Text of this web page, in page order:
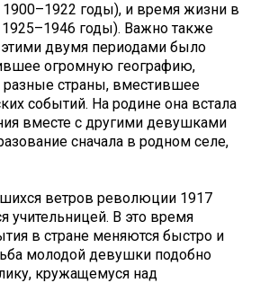
годы), и время жизни в
годы). Важно также
двумя периодами было
огромную географию,
страны, вместившее
событий. На родине она встала
вместе с другими девушками
сначала в родном селе,
ветров революции 1917
учительницей. В это время
в стране меняются быстро и
молодой девушки подобно
кружащемуся над